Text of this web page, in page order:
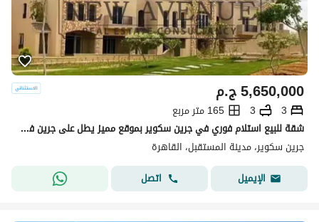
ج.م5,650,000
3
3
165 متر مربع
شقة للبيع استلام فوري في جرين سكوير بموقع مميز يطل على جرين فالي في مستقبل سيتي - Mostakbal City
جرين سكوير، مدينة المستقبل، القاهرة
الإيميل
اتصل